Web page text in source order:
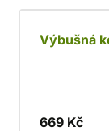
Výbušná
669 Kč